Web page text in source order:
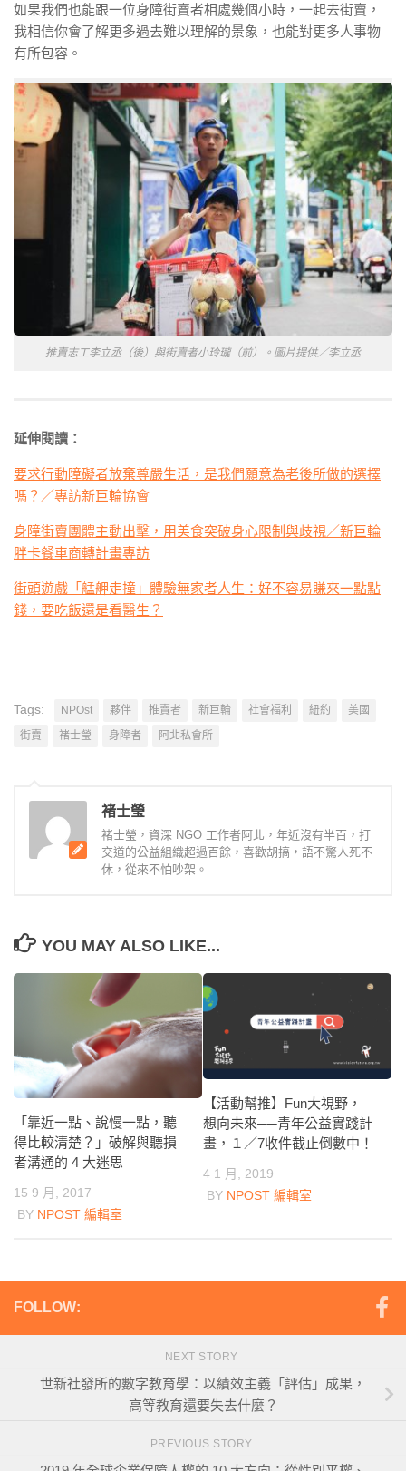
如果我們也能跟一位身障街賣者相處幾個小時，一起去街賣，
我相信你會了解更多過去難以理解的景象，也能對更多人事物
有所包容。
推賣志工李立丞（後）與街賣者小玲瓏（前）。圖片提供／李立丞
延伸閱讀：
要求行動障礙者放棄尊嚴生活，是我們願意為老後所做的選擇
嗎？／專訪新巨輪協會
身障街賣團體主動出擊，用美食突破身心限制與歧視／新巨輪
胖卡餐車商轉計畫專訪
街頭遊戲「艋舺走撞」體驗無家者人生：好不容易賺來一點點
錢，要吃飯還是看醫生？
Tags: NPOst 夥伴 推賣者 新巨輪 社會福利 紐約
美國
街賣
褚士瑩 身障者 阿北私會所
褚士瑩
褚士瑩，資深 NGO 工作者阿北，年近沒有半百，打
交道的公益組織超過百餘，喜歡胡搞，語不驚人死不
休，從來不怕吵架。
YOU MAY ALSO LIKE...
「靠近一點、說慢一點，聽
得比較清楚？」破解與聽損
者溝通的 4 大迷思
15 9 月, 2017
BY NPOST 編輯室
【活動幫推】Fun大視野，
想向未來──青年公益實踐計
畫，１／7收件截止倒數中！
4 1 月, 2019
BY NPOST 編輯室
FOLLOW:
NEXT STORY
世新社發所的數字教育學：以績效主義「評估」成果，
高等教育還要失去什麼？
PREVIOUS STORY